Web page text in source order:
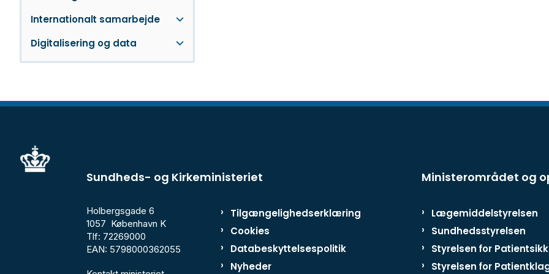
Internationalt samarbejde
Digitalisering og data
Sundheds- og Kirkeministeriet Ministerområdet og
Holbergsgade 6
1057 København K
Tlf: 72269000
EAN: 5798000362055
Tilgængelighedserklæring
Cookies
Databeskyttelsespolitik
Nyheder
Lægemiddelstyrelsen
Sundhedsstyrelsen
Styrelsen for
Styrelsen for